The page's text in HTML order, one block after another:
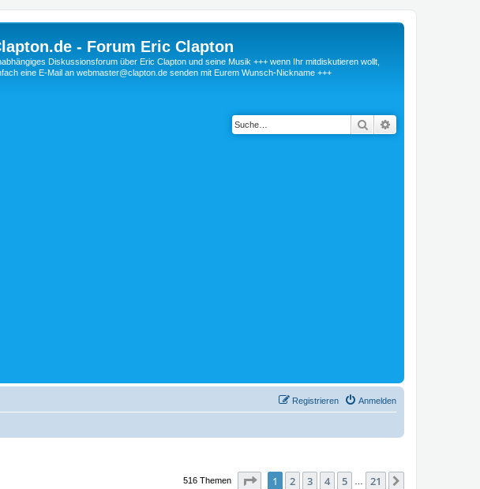
- Forum Eric Clapton
Diskussionsforum über Eric Clapton und seine Musik +++ wenn Ihr mitdiskutieren wollt,
eine E-Mail an webmaster@clapton.de senden mit Eurem Wunsch-Nickname +++
Suche
Anmelden
Registrieren
516 Themen Seite von21
1 2 3 4 5 21